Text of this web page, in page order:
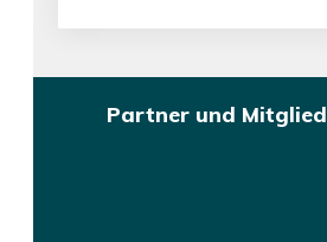
Partner und